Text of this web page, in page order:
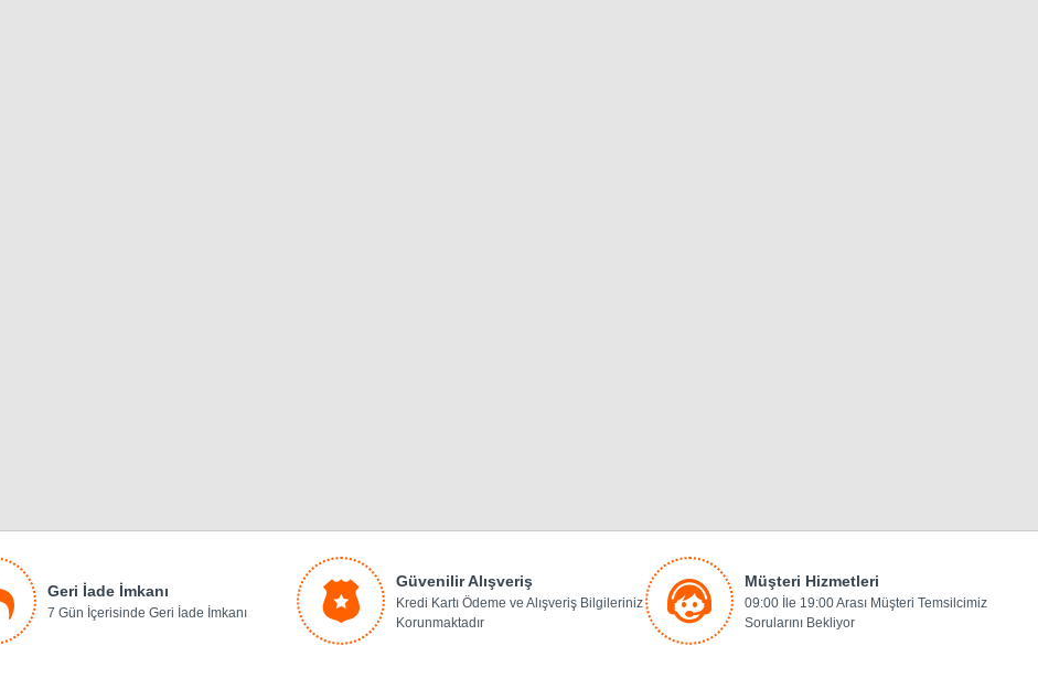
Geri İade İmkanı
7 Gün İçerisinde Geri İade İmkanı
Güvenilir Alışveriş
Kredi Kartı Ödeme ve Alışveriş Bilgileriniz
Korunmaktadır
Müşteri Hizmetleri
09:00 İle 19:00 Arası Müşteri Temsilcimiz
Sorularını Bekliyor